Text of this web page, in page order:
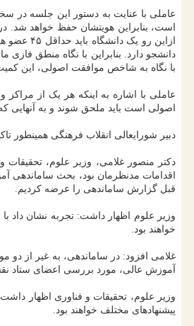
عاملی با عنایت به دستور این جلسه
دانشجو دارد. بنابراین با نگاه منطق
با نگاه به شاخص موافقت اصولی، این کمیت پائین تر می آید و یک
عاملی با اشاره به اینکه هر یک از
اصولی است باید ملحق شوند و به آنهایی
دبیر شورایعالی انقلاب فرهنگی همینطور
دکتر منصور غلامی، وزیر علوم،
قبل گزارش ساماندهی را عرضه کردیم.
وزیر علوم اظهار داشت: تجربه نشان داد
خواهند بود.
غلامی افزود: در ساماندهی، به غیر از
آموزش عالی، مورد بررسی اعضای ستاد
وزیر علوم، تحقیقات و فناوری اظهار
پیشنهادهای مختلف خواهند بود.